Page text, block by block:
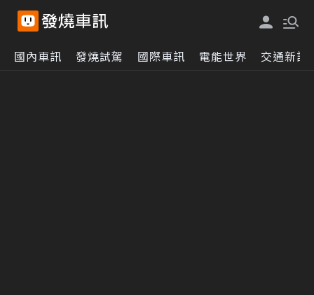
國內車訊 發燒試駕 國際車訊 電能世界 交通新訊